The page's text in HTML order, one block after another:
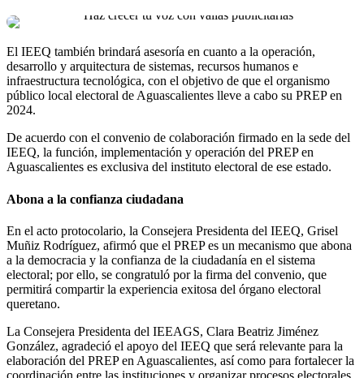
El IEEQ también brindará asesoría en cuanto a la operación,
desarrollo y arquitectura de sistemas, recursos humanos e
infraestructura tecnológica, con el objetivo de que el organismo
público local electoral de Aguascalientes lleve a cabo su PREP en
2024.
De acuerdo con el convenio de colaboración firmado en la sede del
IEEQ, la función, implementación y operación del PREP en
Aguascalientes es exclusiva del instituto electoral de ese estado.
Abona a la confianza ciudadana
En el acto protocolario, la Consejera Presidenta del IEEQ, Grisel
Muñiz Rodríguez, afirmó que el PREP es un mecanismo que abona
a la democracia y la confianza de la ciudadanía en el sistema
electoral; por ello, se congratuló por la firma del convenio, que
permitirá compartir la experiencia exitosa del órgano electoral
queretano.
La Consejera Presidenta del IEEAGS, Clara Beatriz Jiménez
González, agradeció el apoyo del IEEQ que será relevante para la
elaboración del PREP en Aguascalientes, así como para fortalecer la
coordinación entre las instituciones y organizar procesos electorales